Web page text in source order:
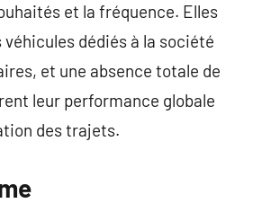
et la fréquence. Elles
dédiés à la société
et une absence totale de
leur performance globale
des trajets.